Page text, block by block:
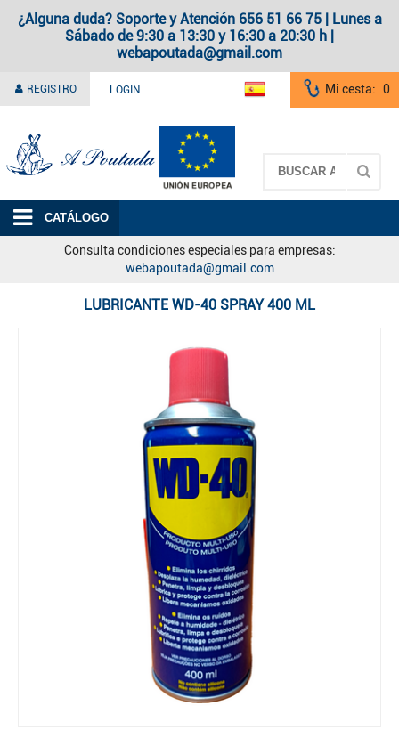
¿Alguna duda? Soporte y Atención 656 51 66 75 | Lunes a
Sábado de 9:30 a 13:30 y 16:30 a 20:30 h |
webapoutada@gmail.com
REGISTRO LOGIN Mi cesta: 0
CATÁLOGO
Consulta condiciones especiales para empresas:
webapoutada@gmail.com
LUBRICANTE WD-40 SPRAY 400 ML